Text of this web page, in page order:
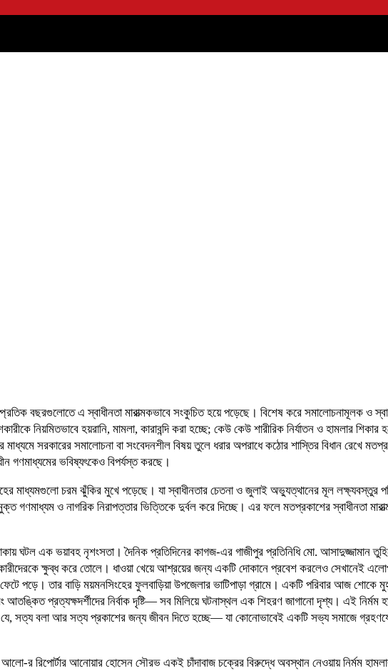
বছরগুলোতে এ স্বাধীনতা মারাত্মকভাবে সংকুচিত হয়ে পড়েছে। বিশেষ করে সমালোচনামূলক ও
নিয়মিতভাবে হয়রানি, মামলা, কারাবন্দি করা হচ্ছে; কেউ কেউ শারীরিক নির্যাতন ও হামলার
মাধ্যমে সরকারের সমালোচনা বা সংবেদনশীল বিষয় তুলে ধরার অপরাধে কঠোর শাস্তির বিধান রেখে
গণমাধ্যমের ভবিষ্যৎকেও বিপর্যস্ত করছে।
মাধ্যমগুলো চরম ঝুঁকির মুখে পড়েছে। যা স্বাধীনতার চেতনা ও জুলাই অভ্যুত্থানের মূল লক্ষ্যবস্তুর
গণমাধ্যম ও নাগরিক নিরাপত্তার ভিত্তিকে দুর্বল করে দিচ্ছে। এর ফলে মতপ্রকাশের স্বাধীনতা
ঘটল এক ভয়াবহ নৃশংসতা। দৈনিক প্রতিদিনের কাগজ-এর গাজীপুর প্রতিনিধি মো. আসাদুজ্জামান
ক্ষুব্ধ করে তোলে। ধাওয়া খেয়ে আশ্রয়ের জন্য একটি দোকানে প্রবেশ করলেও সেখানেই
পড়ে। তার বাড়ি ময়মনসিংহের ফুলবাড়িয়া উপজেলার ভাটিপাড়া গ্রামে। একটি পরিবার আজ শোকে
প্রত্যক্ষদর্শীদের নির্বাক দৃষ্টি— সব মিলিয়ে ঘটনাস্থল এক শিহরণ জাগানো দৃশ্য। এই নির্মম
যে, সত্য বলা আর সত্য প্রকাশের জন্য জীবন দিতে হচ্ছে— যা কোনোভাবেই একটি সভ্য সমাজে
র রিপোর্টার আনোয়ার হোসেন সৌরভ একই চাঁদাবাজ চক্রের বিরুদ্ধে অবস্থান নেওয়ায় নির্মম